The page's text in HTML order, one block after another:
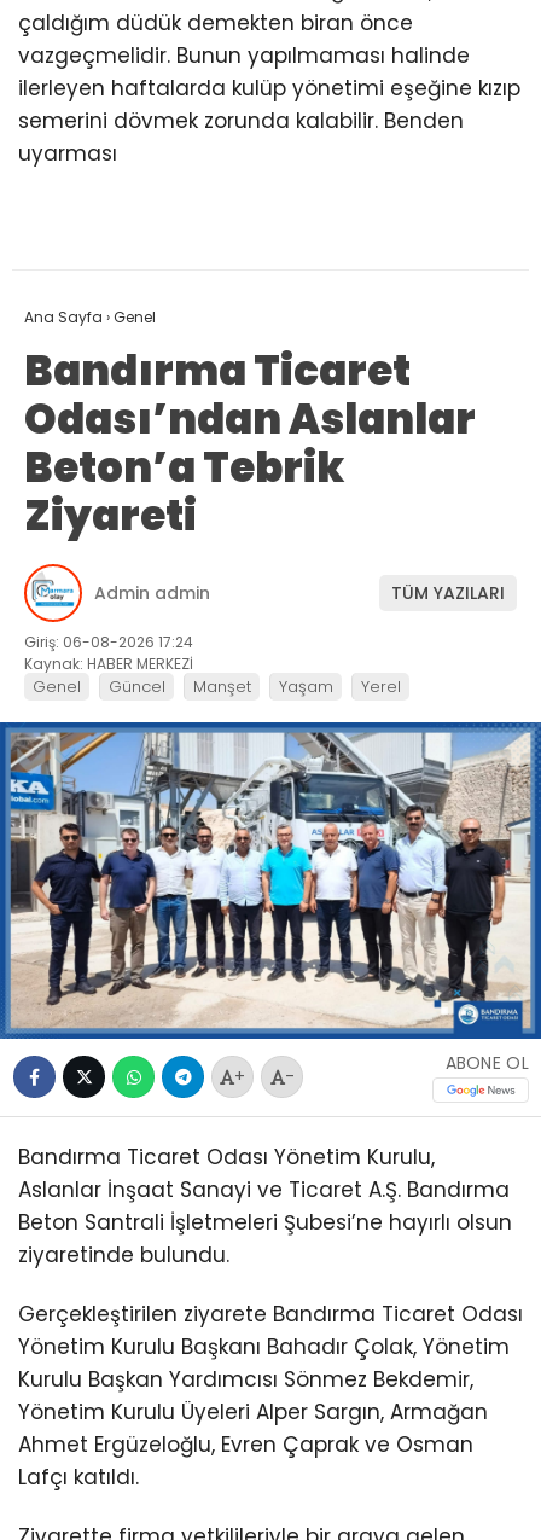
çaldığım düdük demekten biran önce
vazgeçmelidir. Bunun yapılmaması halinde
ilerleyen haftalarda kulüp yönetimi eşeğine kızıp
semerini dövmek zorunda kalabilir. Benden
uyarması
Ana Sayfa ›Genel
Bandırma Ticaret
Odası’ndan Aslanlar
Beton’a Tebrik
Ziyareti
Admin admin TÜM YAZILARI
Giriş: 06-08-2026 17:24
Kaynak: HABER MERKEZİ
Genel Güncel Manşet Yaşam Yerel
+ -
ABONE OL
Bandırma Ticaret Odası Yönetim Kurulu,
Aslanlar İnşaat Sanayi ve Ticaret A.Ş. Bandırma
Beton Santrali İşletmeleri Şubesi’ne hayırlı olsun
ziyaretinde bulundu.
Gerçekleştirilen ziyarete Bandırma Ticaret Odası
Yönetim Kurulu Başkanı Bahadır Çolak, Yönetim
Kurulu Başkan Yardımcısı Sönmez Bekdemir,
Yönetim Kurulu Üyeleri Alper Sargın, Armağan
Ahmet Ergüzeloğlu, Evren Çaprak ve Osman
Lafçı katıldı.